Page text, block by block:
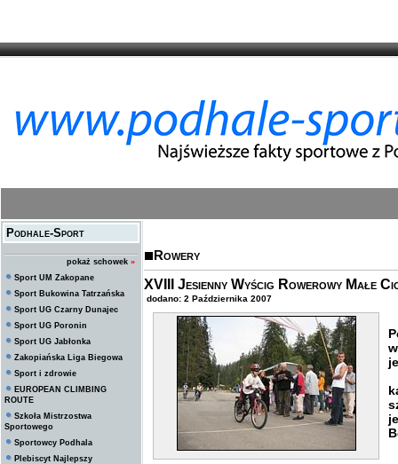
Podhale-Sport
pokaż schowek »
Sport UM Zakopane
Sport Bukowina Tatrzańska
Sport UG Czarny Dunajec
Sport UG Poronin
Sport UG Jabłonka
Zakopiańska Liga Biegowa
Sport i zdrowie
EUROPEAN CLIMBING
ROUTE
Szkoła Mistrzostwa
Sportowego
Sportowcy Podhala
Plebiscyt Najlepszy
Rowery
XVIII Jesienny Wyścig Rowerowy Małe
dodano: 2 Października 2007